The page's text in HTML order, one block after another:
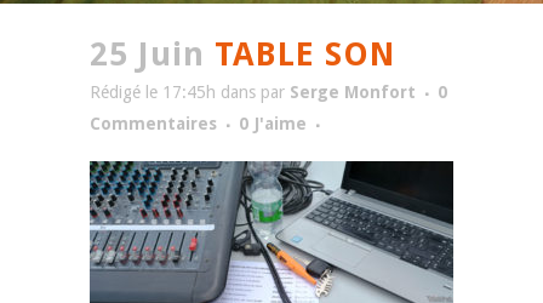
25 Juin TABLE SON
Rédigé le 17:45h dans par Serge Monfort
0
Commentaires
0 J'aime